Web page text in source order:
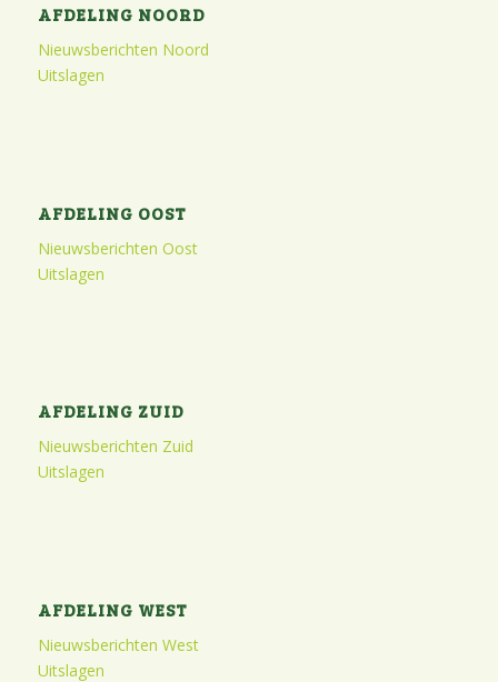
AFDELING NOORD
Nieuwsberichten Noord
Uitslagen
AFDELING OOST
Nieuwsberichten Oost
Uitslagen
AFDELING ZUID
Nieuwsberichten Zuid
Uitslagen
AFDELING WEST
Nieuwsberichten West
Uitslagen